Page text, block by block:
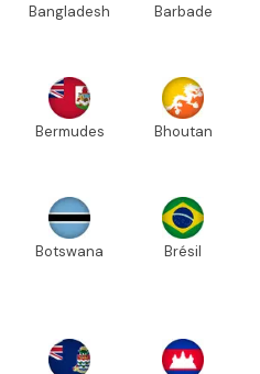
Bangladesh Barbade
Bermudes Bhoutan
Botswana Brésil